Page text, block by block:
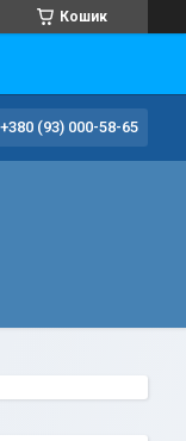
Кошик
+380 (93) 000-58-65